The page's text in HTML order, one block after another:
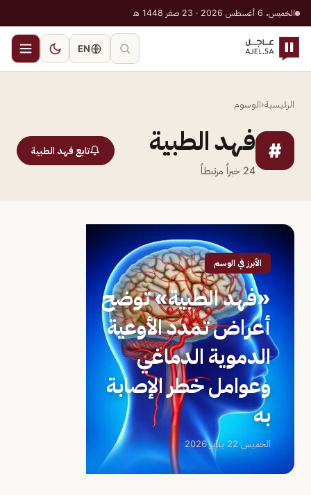
الخميس، 6 أغسطس 2026 · 23 صفر 1448 هـ
EN
الرئيسية‹الوسوم
# فهد الطبية
24 خبراً مرتبطاً
تابع فهد الطبية
الأبرز في الوسم
«فهد الطبية» توضح
أعراض تمدد الأوعية
الدموية الدماغي
وعوامل خطر الإصابة
به
الخميس 22 يناير 2026